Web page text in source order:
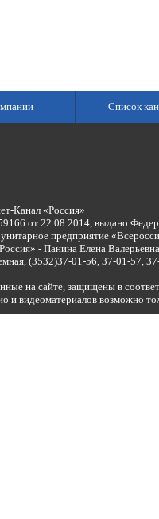
Список
Канал «Россия»
от 22.08.2014, выдано
предприятие
- Панина Елена
(3532)37-01-56, 37-01-57,
на сайте, защищены в
и видеоматериалов возможно